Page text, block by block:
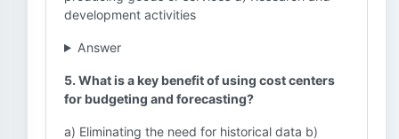
development activities
Answer
5. What is a key benefit of using cost centers
for budgeting and forecasting?
a) Eliminating the need for historical data b)